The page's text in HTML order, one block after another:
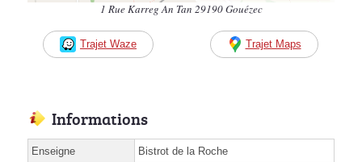
1 Rue Karreg An Tan 29190 Gouézec
Trajet Waze Trajet Maps
Informations
Enseigne Bistrot de la Roche